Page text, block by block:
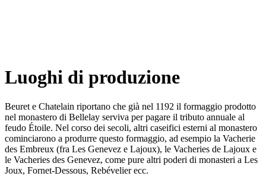
Luoghi di produzione
Beuret e Chatelain riportano che già nel 1192 il formaggio prodotto
nel monastero di Bellelay serviva per pagare il tributo annuale al
feudo Étoile. Nel corso dei secoli, altri caseifici esterni al monastero
cominciarono a produrre questo formaggio, ad esempio la Vacherie
des Embreux (fra Les Genevez e Lajoux), le Vacheries de Lajoux e
le Vacheries des Genevez, come pure altri poderi di monasteri a Les
Joux, Fornet-Dessous, Rebévelier ecc.